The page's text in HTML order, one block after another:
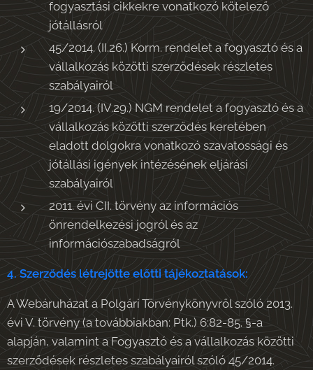
fogyasztási cikkekre vonatkozó kötelező
jótállásról
45/2014. (II.26.) Korm. rendelet a fogyasztó és a
vállalkozás közötti szerződések részletes
szabályairól
19/2014. (IV.29.) NGM rendelet a fogyasztó és a
vállalkozás közötti szerződés keretében
eladott dolgokra vonatkozó szavatossági és
jótállási igények intézésének eljárási
szabályairól
2011. évi CII. törvény az információs
önrendelkezési jogról és az
információszabadságról
4. Szerződés létrejötte előtti tájékoztatások:
A Webáruházat a Polgári Törvénykönyvről szóló 2013.
évi V. törvény (a továbbiakban: Ptk.) 6:82-85. §-a
alapján, valamint a Fogyasztó és a vállalkozás közötti
szerződések részletes szabályairól szóló 45/2014.